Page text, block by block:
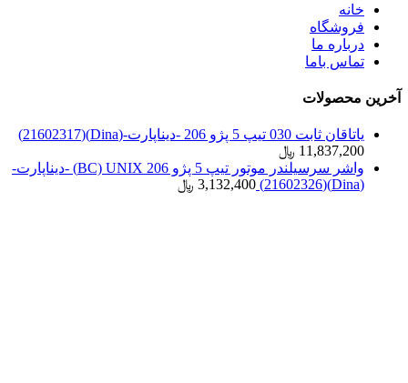
خانه
فروشگاه
درباره ما
تماس باما
آخرین محصولات
یاتاقان ثابت 030 تیپ 5 پژو 206 -دیناپارت-(Dina)(21602317)
11,837,200 ﷼
واشر سرسیلندر موتور تیپ 5 پژو 206 BC) UNIX) -دیناپارت-
(Dina)(21602326)
3,132,400 ﷼